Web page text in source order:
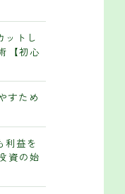
ットし
【初心
すため
利益を
資の始